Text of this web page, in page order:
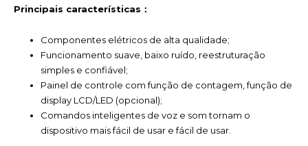
Principais características：
Componentes elétricos de alta qualidade;
Funcionamento suave, baixo ruído, reestruturação
simples e confiável;
Painel de controle com função de contagem, função de
display LCD/LED (opcional);
Comandos inteligentes de voz e som tornam o
dispositivo mais fácil de usar e fácil de usar.